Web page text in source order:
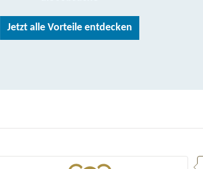
Jetzt alle Vorteile entdecken